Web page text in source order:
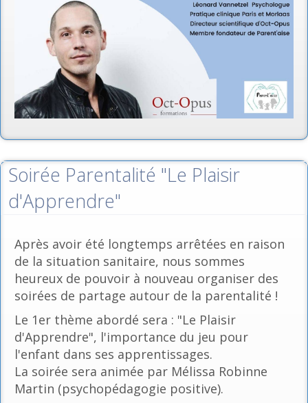
Soirée Parentalité "Le Plaisir
d'Apprendre"
Après avoir été longtemps arrêtées en raison
de la situation sanitaire, nous sommes
heureux de pouvoir à nouveau organiser des
soirées de partage autour de la parentalité !
Le 1er thème abordé sera : "Le Plaisir
d'Apprendre", l'importance du jeu pour
l'enfant dans ses apprentissages.
La soirée sera animée par Mélissa Robinne
Martin (psychopédagogie positive).